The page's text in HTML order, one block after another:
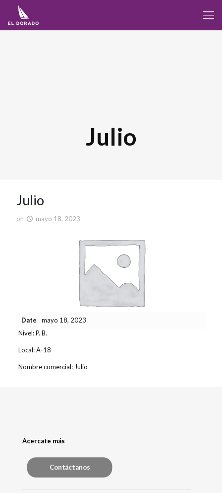
Julio
Julio
on mayo 18, 2023
Date
mayo 18, 2023
Nivel:P. B.
Local:A-18
Nombre comercial: Julio
Acercate más
Contáctanos